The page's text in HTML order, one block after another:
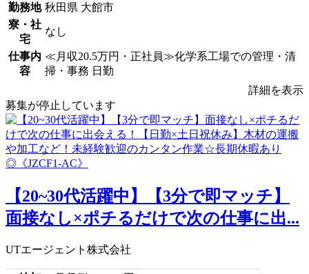
勤務地 秋田県 大館市
寮・社
宅
なし
仕事内
容
≪月収20.5万円・正社員≫化学系工場での管理・清
掃・事務 日勤
詳細を表示
募集が停止しています
【20~30代活躍中】【3分で即マッチ】
面接なし×ポチるだけで次の仕事に出...
UTエージェント株式会社